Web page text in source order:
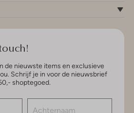
de nieuwste items en exclusieve
Schrijf je in voor de nieuwsbrief
shoptegoed.